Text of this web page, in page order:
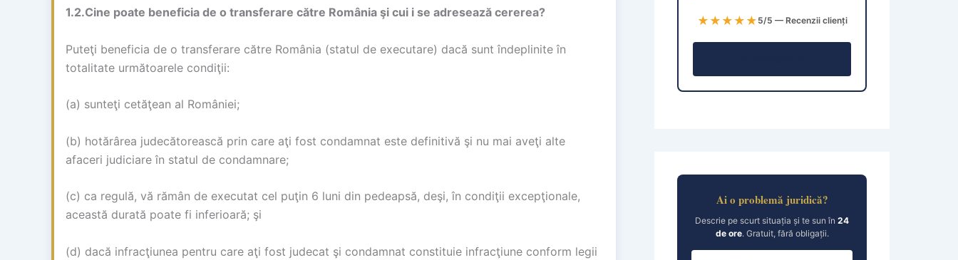
1.2.Cine poate beneficia de o transferare către România şi cui i se adresează cererea?
Puteţi beneficia de o transferare către România (statul de executare) dacă sunt îndeplinite în
totalitate următoarele condiţii:
(a) sunteţi cetăţean al României;
(b) hotărârea judecătorească prin care aţi fost condamnat este definitivă şi nu mai aveţi alte
afaceri judiciare în statul de condamnare;
(c) ca regulă, vă rămân de executat cel puţin 6 luni din pedeapsă, deşi, în condiţii excepţionale,
această durată poate fi inferioară; şi
(d) dacă infracţiunea pentru care aţi fost judecat şi condamnat constituie infracţiune conform legii
★★★★★ 5/5 — Recenzii clienți
Ai o problemă juridică?
Descrie pe scurt situația și te sun în 24
de ore. Gratuit, fără obligații.